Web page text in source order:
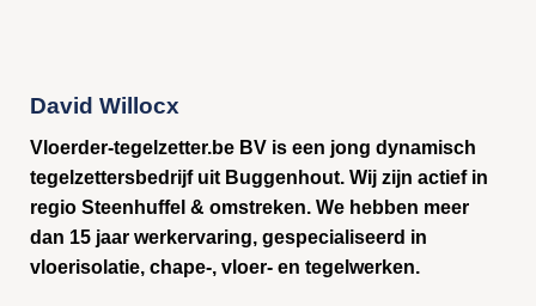
David Willocx
Vloerder-tegelzetter.be BV is een jong dynamisch
tegelzettersbedrijf uit Buggenhout. Wij zijn actief in
regio Steenhuffel & omstreken. We hebben meer
dan 15 jaar werkervaring, gespecialiseerd in
vloerisolatie, chape-, vloer- en tegelwerken.